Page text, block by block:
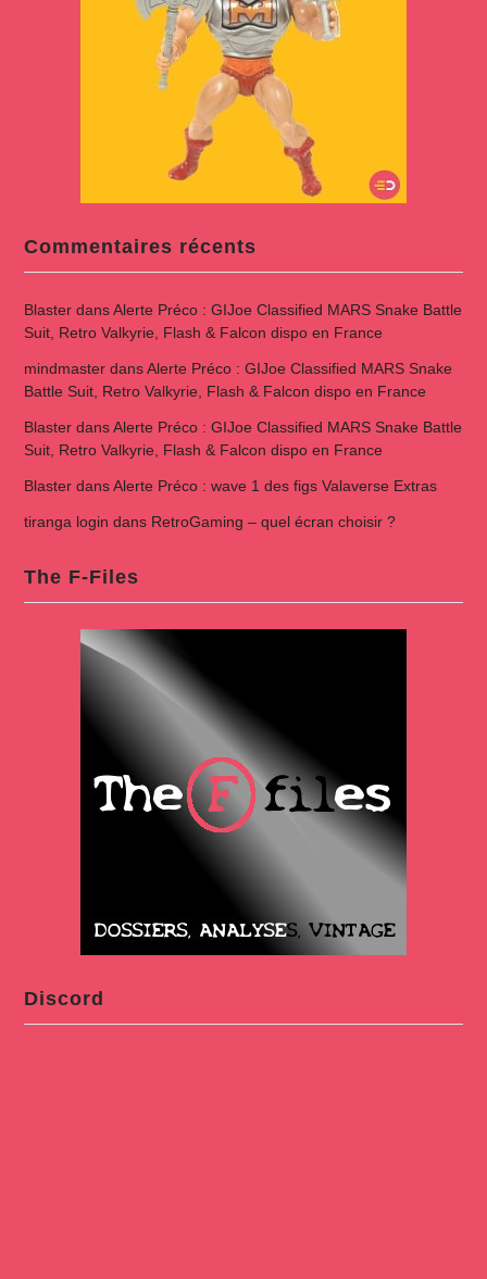
Commentaires récents
BlasterdansAlerte Préco : GIJoe Classified MARS Snake Battle
Suit, Retro Valkyrie, Flash & Falcon dispo en France
mindmasterdansAlerte Préco : GIJoe Classified MARS Snake
Battle Suit, Retro Valkyrie, Flash & Falcon dispo en France
BlasterdansAlerte Préco : GIJoe Classified MARS Snake Battle
Suit, Retro Valkyrie, Flash & Falcon dispo en France
BlasterdansAlerte Préco : wave 1 des figs Valaverse Extras
tiranga login dans RetroGaming – quel écran choisir ?
The F-Files
Discord